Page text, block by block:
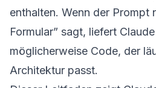
enthalten. Wenn der Prompt
Formular” sagt, liefert
möglicherweise Code, der
Architektur passt.